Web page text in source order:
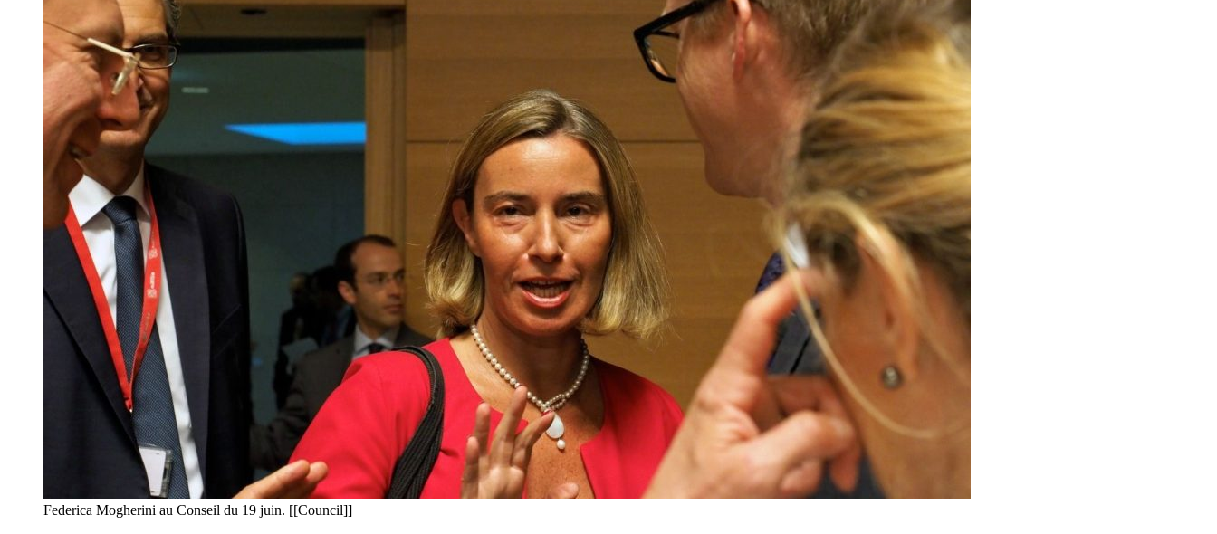
Federica Mogherini au Conseil du 19 juin. [[Council]]